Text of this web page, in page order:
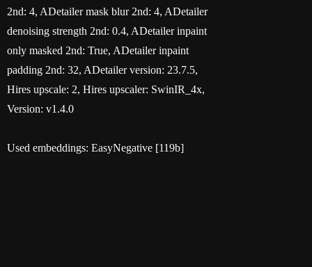
2nd: 4, ADetailer mask blur 2nd: 4, ADetailer
denoising strength 2nd: 0.4, ADetailer inpaint
only masked 2nd: True, ADetailer inpaint
padding 2nd: 32, ADetailer version: 23.7.5,
Hires upscale: 2, Hires upscaler: SwinIR_4x,
Version: v1.4.0
Used embeddings: EasyNegative [119b]